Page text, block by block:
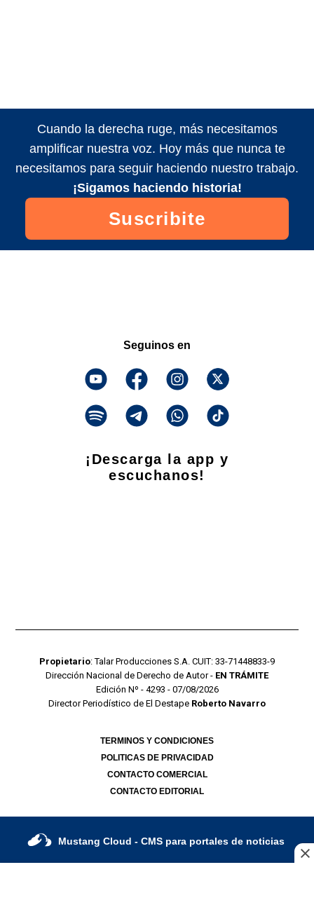
Cuando la derecha ruge, más necesitamos
amplificar nuestra voz. Hoy más que nunca te
necesitamos para seguir haciendo nuestro trabajo.
¡Sigamos haciendo historia!
Suscribite
Seguinos en
¡Descarga la app y
escuchanos!
Propietario: Talar Producciones S.A. CUIT: 33-71448833-9
Dirección Nacional de Derecho de Autor - EN TRÁMITE
Edición Nº - 4293 - 07/08/2026
Director Periodístico de El Destape Roberto Navarro
TERMINOS Y CONDICIONES
POLITICAS DE PRIVACIDAD
CONTACTO COMERCIAL
CONTACTO EDITORIAL
Mustang Cloud - CMS para portales de noticias